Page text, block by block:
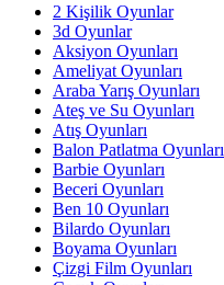
2 Kişilik Oyunlar
3d Oyunlar
Aksiyon Oyunları
Ameliyat Oyunları
Araba Yarış Oyunları
Ateş ve Su Oyunları
Atış Oyunları
Balon Patlatma Oyunları
Barbie Oyunları
Beceri Oyunları
Ben 10 Oyunları
Bilardo Oyunları
Boyama Oyunları
Çizgi Film Oyunları